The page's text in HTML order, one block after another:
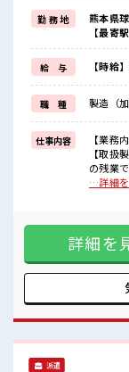
制服があるので、
毎日の服装の悩
≪未経験の方も大
新しいことにチャ
しっかり働く環境
イチからスキル
≪様々なお仕事を
一人で悩まず気軽
派遣のお仕事です
■職場の雰囲気
休憩室で楽しく
ストレス解消☆
残業も1日1H程度
高収入もバッチリ
勤 務 地
熊本県
【最寄
給 与 【時給
職 種 製造（
仕事内容
【業務
【取扱製品
の残業
ます♪ ≪
す！ イ
う！ ≪
る、 派遣のお仕事で
ゃべり
中♪ 残
う！
…詳細を
詳細を
派遣